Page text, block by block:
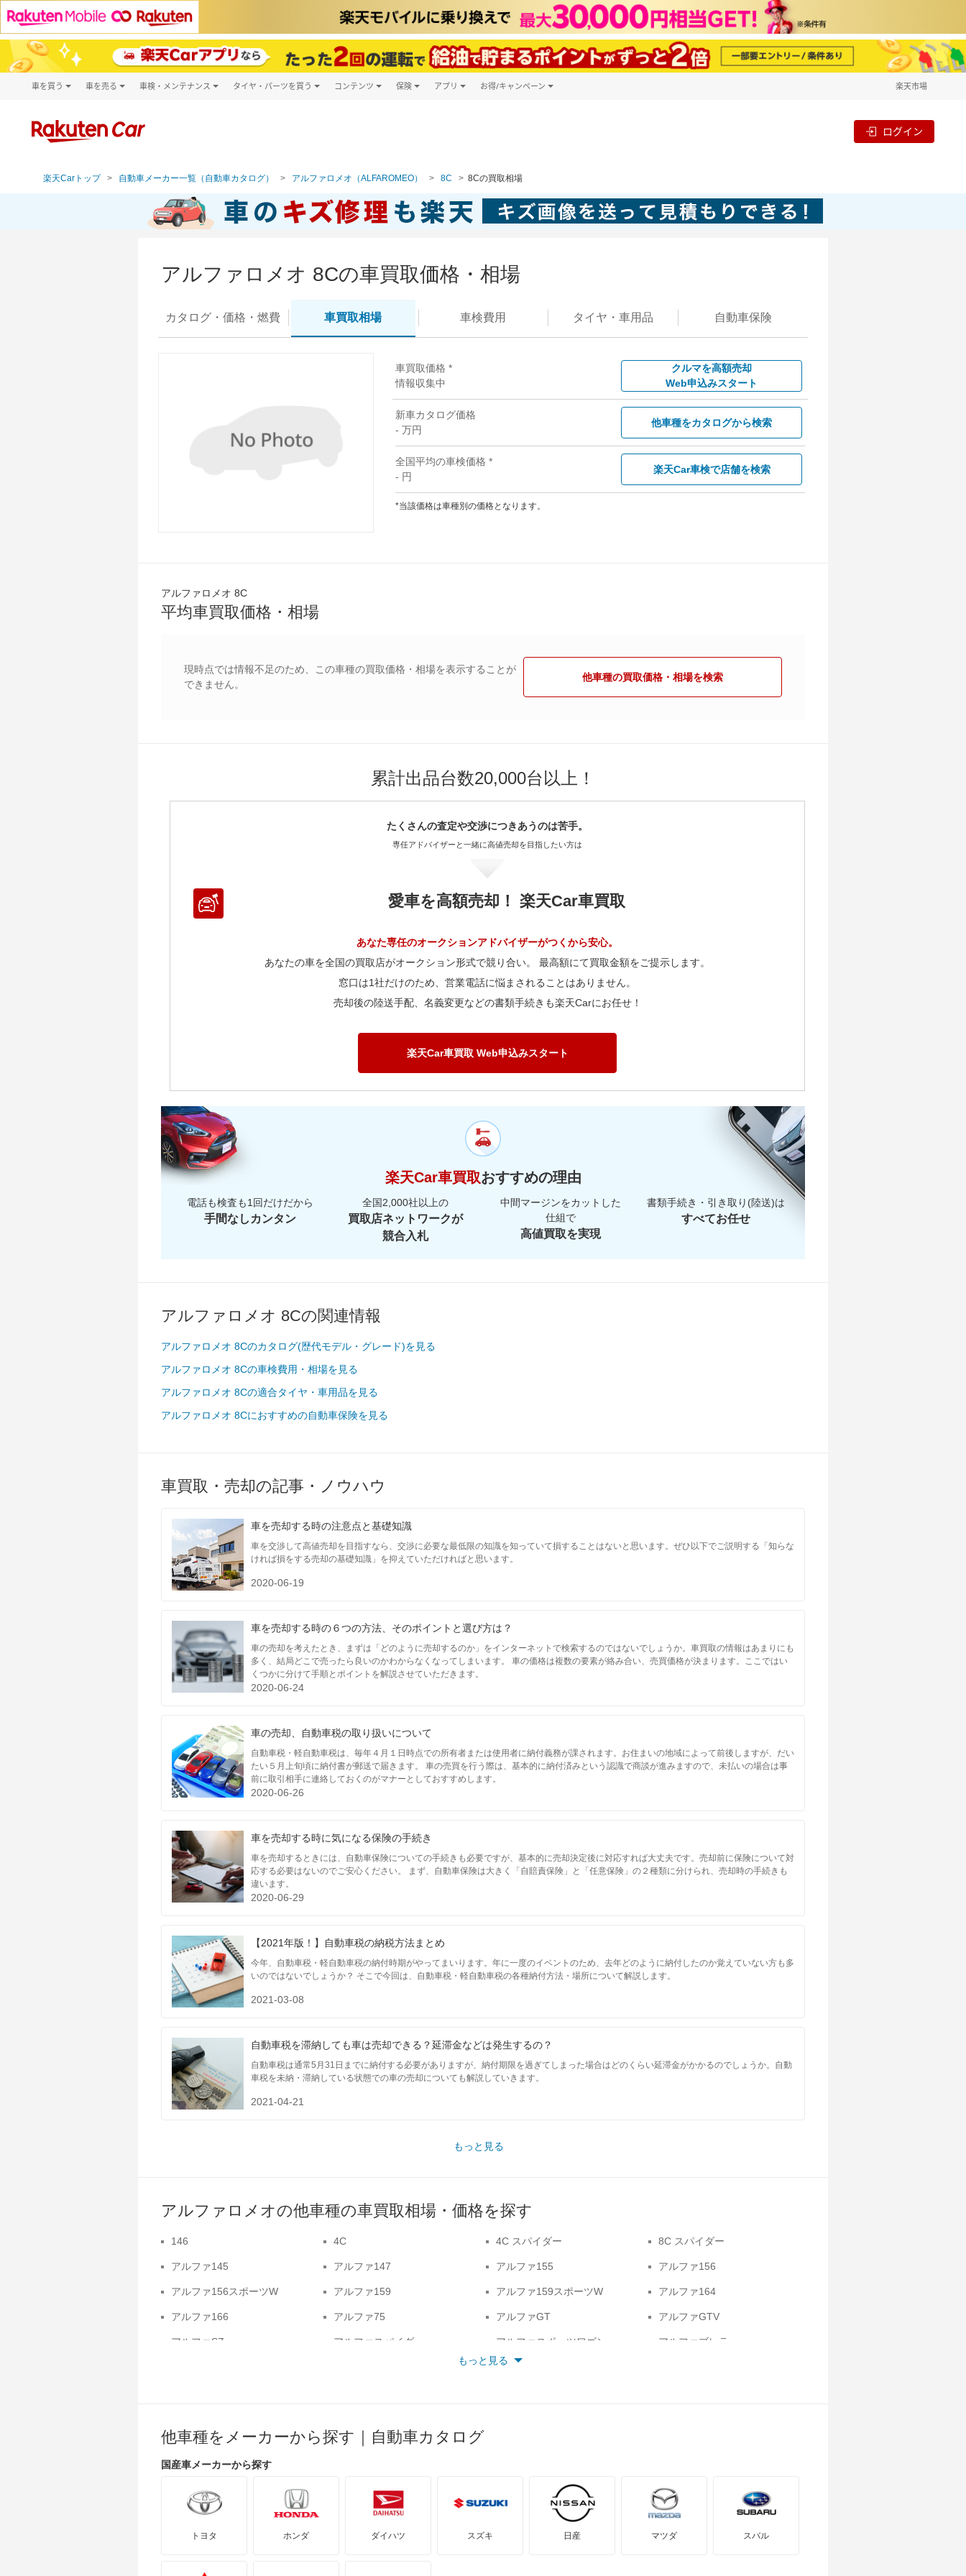
車を買う
新車
車を売る 車検・メンテナンス タイヤ・パーツを買う コンテンツ 保険 アプリ お得/キャンペーン 楽天市場
ログイン
楽天Carトップ 自動車メーカー一覧（自動車カタログ） アルファロメオ（ALFAROMEO） 8C 8Cの買取相場
アルファロメオ 8Cの車買取価格・相場
カタログ・価格・燃費 車買取相場 車検費用 タイヤ・ 車用品 自動車保険
車買取価格 *
情報収集中
クルマを高額売却
Web申込みスタート
新車カタログ価格
- 万円
他車種をカタログから検索
全国平均の車検価格 *
- 円
楽天Car車検で店舗を検索
*当該価格は車種別の価格となります。
アルファロメオ 8C
平均車買取価格・相場
現時点では情報不足のため、この車種の買取価格・相場を表示することが
できません。
他車種の買取価格・相場を検索
累計出品台数20,000台以上！
たくさんの査定や交渉につきあうのは苦手。
専任アドバイザーと一緒に高値売却を目指したい方は
愛車を高額売却！ 楽天Car車買取
あなた専任のオークションアドバイザーがつくから安心。
あなたの車を全国の買取店がオークション形式で競り合い。 最高額にて買取金額をご提示します。
窓口は1社だけのため、営業電話に悩まされることはありません。
売却後の陸送手配、名義変更などの書類手続きも楽天Carにお任せ！
楽天Car車買取 Web申込みスタート
楽天Car車買取おすすめの理由
電話も検査も1回だけだから
手間なしカンタン
全国2,000社以上の
買取店ネットワークが
競合入札
中間マージンをカットした
仕組で
高値買取を実現
書類手続き・引き取り(陸送)は
すべてお任せ
アルファロメオ 8Cの関連情報
アルファロメオ 8Cのカタログ(歴代モデル・グレード)を見る
アルファロメオ 8Cの車検費用・相場を見る
アルファロメオ 8Cの適合タイヤ・車用品を見る
アルファロメオ 8Cにおすすめの自動車保険を見る
車買取・売却の記事・ノウハウ
車を売却する時の注意点と基礎知識
車を交渉して高値売却を目指すなら、交渉に必要な最低限の知識を知っていて損することはないと思います。ぜひ以下でご説明する「知らな
ければ損をする売却の基礎知識」を抑えていただければと思います。
2020-06-19
車を売却する時の６つの方法、そのポイントと選び方は？
車の売却を考えたとき、まずは「どのように売却するのか」をインターネットで検索するのではないでしょうか。車買取の情報はあまりにも
多く、結局どこで売ったら良いのかわからなくなってしまいます。 車の価格は複数の要素が絡み合い、売買価格が決まります。ここではい
くつかに分けて手順とポイントを解説させていただきます。
2020-06-24
車の売却、自動車税の取り扱いについて
自動車税・軽自動車税は、毎年４月１日時点での所有者または使用者に納付義務が課されます。お住まいの地域によって前後しますが、だい
たい５月上旬頃に納付書が郵送で届きます。 車の売買を行う際は、基本的に納付済みという認識で商談が進みますので、未払いの場合は事
前に取引相手に連絡しておくのがマナーとしておすすめします。
2020-06-26
車を売却する時に気になる保険の手続き
車を売却するときには、自動車保険についての手続きも必要ですが、基本的に売却決定後に対応すれば大丈夫です。売却前に保険について対
応する必要はないのでご安心ください。 まず、自動車保険は大きく「自賠責保険」と「任意保険」の２種類に分けられ、売却時の手続きも
違います。
2020-06-29
【2021年版！】自動車税の納税方法まとめ
今年、自動車税・軽自動車税の納付時期がやってまいります。年に一度のイベントのため、去年どのように納付したのか覚えていない方も多
いのではないでしょうか？ そこで今回は、自動車税・軽自動車税の各種納付方法・場所について解説します。
2021-03-08
自動車税を滞納しても車は売却できる？延滞金などは発生するの？
自動車税は通常5月31日までに納付する必要がありますが、納付期限を過ぎてしまった場合はどのくらい延滞金がかかるのでしょうか。自動
車税を未納・滞納している状態での車の売却についても解説していきます。
2021-04-21
もっと見る
アルファロメオの他車種の車買取相場・価格を探す
146 4C 4C スパイダー 8C スパイダー
アルファ145 アルファ147 アルファ155 アルファ156
アルファ156スポーツW アルファ159 アルファ159スポーツW アルファ164
アルファ166 アルファ75 アルファGT アルファGTV
アルファSZ アルファスパイダー アルファスポーツワゴン アルファブレラ
ジュリア
もっと見る
他車種をメーカーから探す｜自動車カタログ
国産車メーカーから探す
トヨタ ホンダ ダイハツ スズキ 日産 マツダ スバル